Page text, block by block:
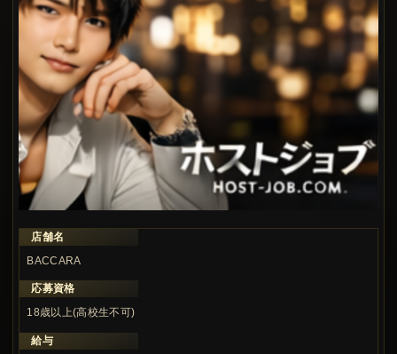
この求人の注目ポイント
店舗名
BACCARA
応募資格
18歳以上(高校生不可)
給与